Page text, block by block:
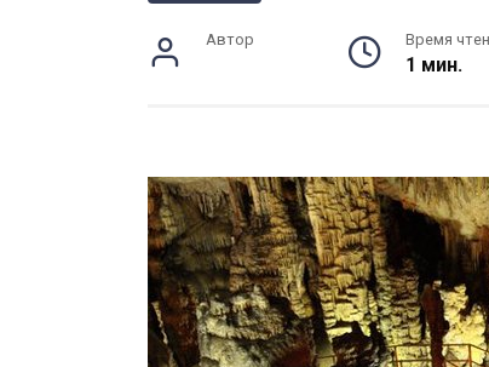
Автор Время
1 мин.